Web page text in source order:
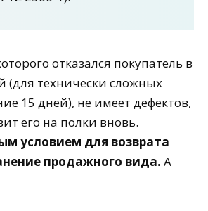
отказался покупатель в
(для технически сложных
15 дней), не имеет дефектов,
его на полки вновь.
условием для возврата
продажного вида. А